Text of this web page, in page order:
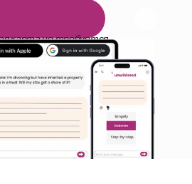
1 000 часов чтения
е
карта не требуется